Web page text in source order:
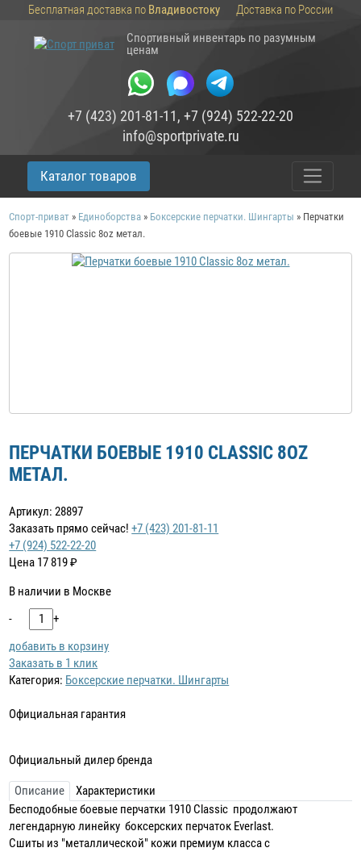
Бесплатная доставка по Владивостоку
Доставка по России
Спортивный инвентарь по разумным
ценам
+7 (423) 201-81-11, +7 (924) 522-22-20
info@sportprivate.ru
Каталог товаров
Спорт-приват » Единоборства » Боксерские перчатки. Шингарты » Перчатки
боевые 1910 Classic 8oz метал.
ПЕРЧАТКИ БОЕВЫЕ 1910 CLASSIC 8OZ
МЕТАЛ.
Артикул: 28897
Заказать прямо сейчас! +7 (423) 201-81-11
+7 (924) 522-22-20
Цена 17 819₽
В наличии в Москве
-
+
добавить в корзину
Заказать в 1 клик
Категория: Боксерские перчатки. Шингарты
Официальная гарантия
Официальный дилер бренда
Описание
Характеристики
Бесподобные боевые перчатки 1910 Classic продолжают
легендарную линейку боксерских перчаток Everlast.
Сшиты из "металлической" кожи премиум класса с